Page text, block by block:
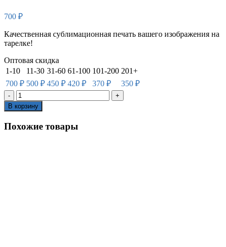
700 ₽
Качественная сублимационная печать вашего изображения на
тарелке!
Оптовая скидка
1-10
11-30 31-60 61-100 101-200 201+
700 ₽ 500 ₽ 450 ₽ 420 ₽ 370 ₽ 350 ₽
В корзину
Похожие товары